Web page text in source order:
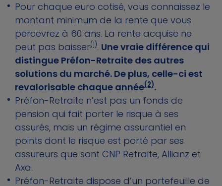
Pour chaque euro cotisé, vous connaissez le
montant minimum de la rente que vous
percevrez à 60 ans. La rente acquise ne
peut pas baisser(1). Une vraie différence qui
distingue Préfon-Retraite des autres
solutions du marché. De plus, celle-ci est
revalorisable chaque année(2).
Préfon-Retraite n’est pas un fonds de
pension qui fait porter le risque à ses
assurés, mais un régime assurantiel en
points dont le risque est porté par ses
assureurs que sont CNP Retraite, Allianz et
Axa.
Préfon-Retraite dispose d’un portefeuille de